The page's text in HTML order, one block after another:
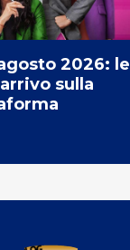
2026: le
sulla